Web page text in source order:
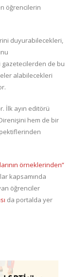
öğrencilerin
duyurabilecekleri,
de bu
alabilecekleri
İlk ayın editörü
hem de bir
örneklerinden”
kapsamında
öğrenciler
da portalda yer